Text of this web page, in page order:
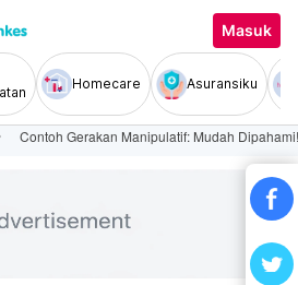
Masuk
Homecare Asuransiku
Contoh Gerakan Manipulatif: Mudah Dipahami!